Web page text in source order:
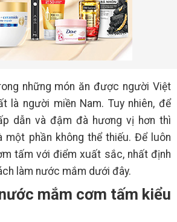
những món ăn được người Việt
là người miền Nam. Tuy nhiên, để
dẫn và đậm đà hương vị hơn thì
một phần không thể thiếu. Để luôn
tấm với điểm xuất sắc, nhất định
làm nước mắm dưới đây.
mắm cơm tấm kiểu